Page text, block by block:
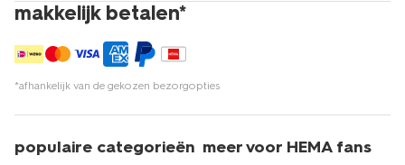
makkelijk betalen*
*afhankelijk van de gekozen bezorgopties
populaire categorieën meer voor HEMA fans